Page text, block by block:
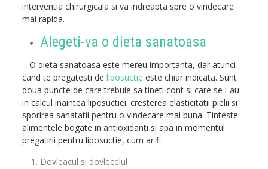
interventia chirurgicala si va indreapta spre o vindecare
mai rapida.
Alegeti-va o dieta sanatoasa
O dieta sanatoasa este mereu importanta, dar atunci
cand te pregatesti de liposuctie este chiar indicata. Sunt
doua puncte de care trebuie sa tineti cont si care se i-au
in calcul inaintea liposuctiei: cresterea elasticitatii pielii si
sporirea sanatatii pentru o vindecare mai buna. Tinteste
alimentele bogate in antioxidanti si apa in momentul
pregatirii pentru liposuctie, cum ar fi:
Dovleacul si dovlecelul